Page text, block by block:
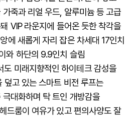
죽과 리얼 우드, 알루미늄 등 고급
VIP 라운지에 들어온 듯한 착각을
에 새롭게 자리 잡은 차세대 17인치
와 하단의 9.9인치 슬림
도 미래지향적인 하이테크 감성을
덮고 있는 스마트 비전 루프는
대화하며 탁 트인 개방감을
드룸이 여유가 있고 편의사양도 잘